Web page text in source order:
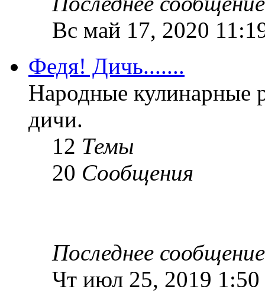
Вс май 17, 2020
Федя! Дичь.......
Народные кулинарные
дичи.
12 Темы
20 Сообщения
Последнее сообщение
Чт июл 25, 2019 1:50